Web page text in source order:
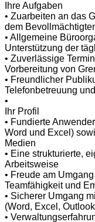
Ihre Aufgaben
• Zuarbeiten an das
dem
• Allgemeine
Unterstützung der
• Zuverlässige
Vorbereitung von
• Freundlicher
Telefonbetreuung
•
Ihr Profil
• Fundierte
Word und Excel)
Medien
• Eine strukturierte,
Arbeitsweise
• Freude am
Teamfähigkeit und
• Sicherer Umgang
(Word, Excel,
•